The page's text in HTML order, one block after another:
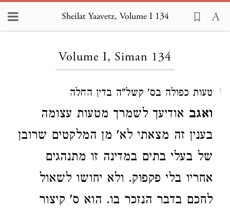
Sheilat Yaavetz, Volume I 134
Volume I, Siman 134
1 טעות כפולה בס' קשל"ה בדין החלה
ואגב אודיעך לשמרך מטעות עצומה
בענין זה מצאתי לא' מן המלקטים שרובן
של בעלי בתים במדינה זו מתנהגים
אחריו בלי פקפוק. ולא יחושו לשאול
לחכם בדבר הנזכר בו. הוא ס' קיצור